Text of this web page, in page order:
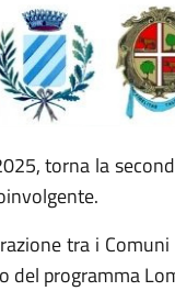
torna la
tra i
del programma